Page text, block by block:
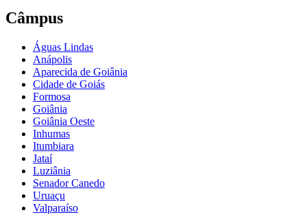
Câmpus
Águas Lindas
Anápolis
Aparecida de Goiânia
Cidade de Goiás
Formosa
Goiânia
Goiânia Oeste
Inhumas
Itumbiara
Jataí
Luziânia
Senador Canedo
Uruaçu
Valparaíso